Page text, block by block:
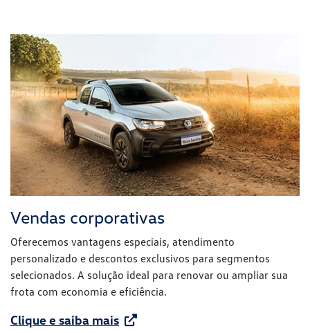
Vendas corporativas
Oferecemos vantagens especiais, atendimento
personalizado e descontos exclusivos para segmentos
selecionados. A solução ideal para renovar ou ampliar sua
frota com economia e eficiência.
Clique e saiba mais